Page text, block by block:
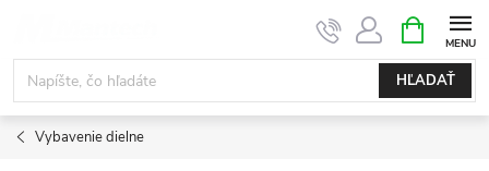
obsah
HĽADAŤ
KOŠÍK
Vybavenie dielne